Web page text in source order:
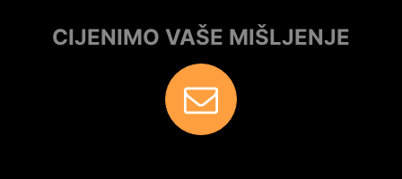
CIJENIMO VAŠE MIŠLJENJE